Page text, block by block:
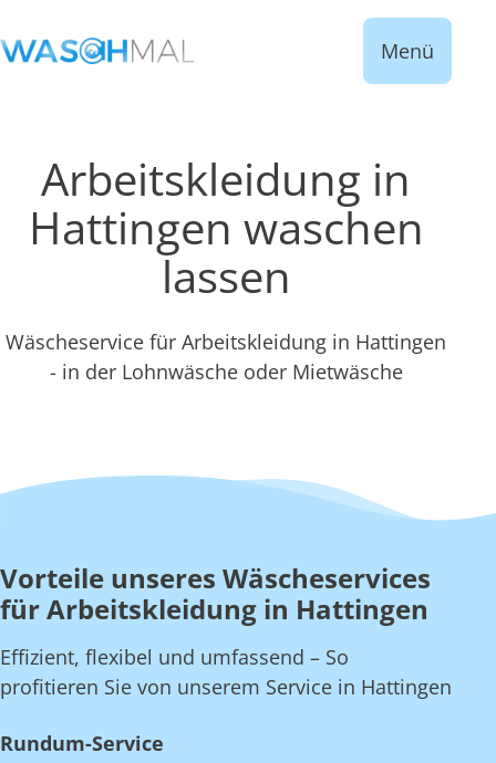
Menü
Arbeitskleidung in
Hattingen waschen
lassen
Wäscheservice für Arbeitskleidung in Hattingen
- in der Lohnwäsche oder Mietwäsche
Vorteile unseres Wäscheservices
für Arbeitskleidung in Hattingen
Effizient, flexibel und umfassend – So
profitieren Sie von unserem Service in Hattingen
Rundum-Service